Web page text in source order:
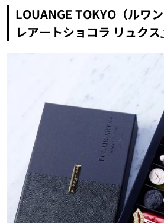
LOUANGE TOKYO（ルワ
レアートショコラ リュクス